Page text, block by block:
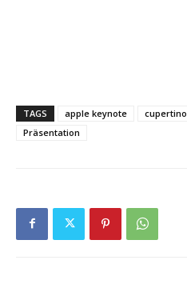
TAGS apple keynote cupertino
Präsentation